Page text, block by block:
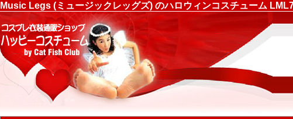
Music Legs (ミュージックレッグズ) のハロウィンコスチューム